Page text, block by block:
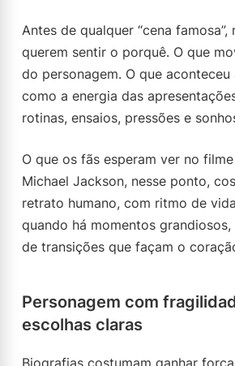
Antes de qualquer “cena famosa”,
querem sentir o porquê. O que
do personagem. O que
como a energia das
rotinas, ensaios, pressões e
O que os fãs esperam ver no
Michael Jackson, nesse ponto,
retrato humano, com ritmo de
quando há momentos
de transições que façam o
Personagem com
escolhas claras
Biografias costumam ganhar